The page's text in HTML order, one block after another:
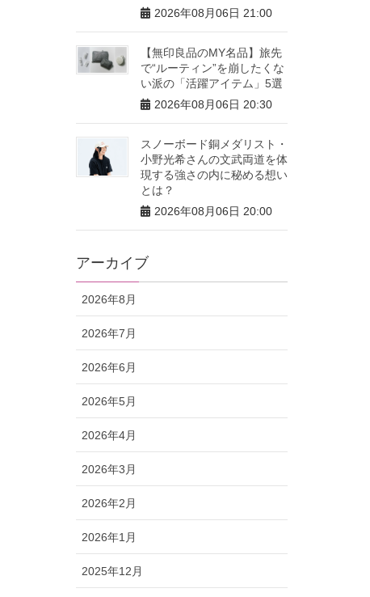
2026年08月06日 21:00
【無印良品のMY名品】旅先
で“ルーティン”を崩したくな
い派の「活躍アイテム」5選
2026年08月06日 20:30
スノーボード銅メダリスト・
小野光希さんの文武両道を体
現する強さの内に秘める想い
とは？
2026年08月06日 20:00
アーカイブ
2026年8月
2026年7月
2026年6月
2026年5月
2026年4月
2026年3月
2026年2月
2026年1月
2025年12月